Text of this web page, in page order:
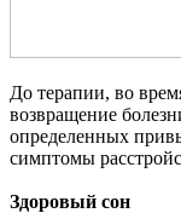
До терапии, во
возвращение
определенных
симптомы
Здоровый сон